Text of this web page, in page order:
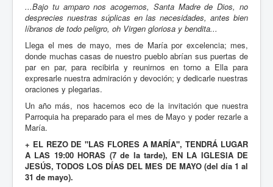
...Bajo tu amparo nos acogemos, Santa Madre de Dios, no
desprecies nuestras súplicas en las necesidades, antes bien
líbranos de todo peligro, oh Virgen gloriosa y bendita...
Llega el mes de mayo, mes de María por excelencia; mes,
donde muchas casas de nuestro pueblo abrían sus puertas de
par en par, para recibirla y reunirnos en torno a Ella para
expresarle nuestra admiración y devoción; y dedicarle nuestras
oraciones y plegarias.
Un año más, nos hacemos eco de la invitación que nuestra
Parroquia ha preparado para el mes de Mayo y poder rezarle a
María.
+ EL REZO DE "LAS FLORES A MARÍA", TENDRÁ LUGAR
A LAS 19:00 HORAS (7 de la tarde), EN LA IGLESIA DE
JESÚS, TODOS LOS DÍAS DEL MES DE MAYO (del día 1 al
31 de mayo).